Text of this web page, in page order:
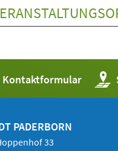
Kontaktformular
in
PADERBORN
33